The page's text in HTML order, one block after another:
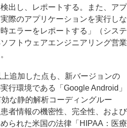
出し、レポートする。また、アプ
際のアプリケーションを実行しな
エラーをレポートする」（システ
フトウェアエンジニアリング営業
追加した点も、新バージョンの
行環境である「Google Android」
な静的解析コーディングルー
者情報の機密性、完全性、および
られた米国の法律「HIPAA：医療